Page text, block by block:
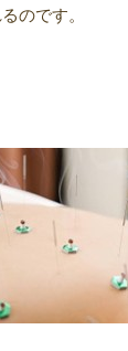
のです。